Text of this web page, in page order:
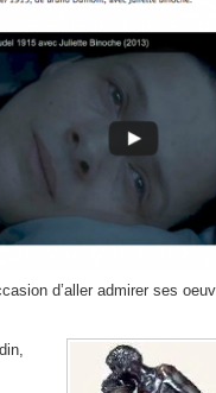
d’aller admirer ses